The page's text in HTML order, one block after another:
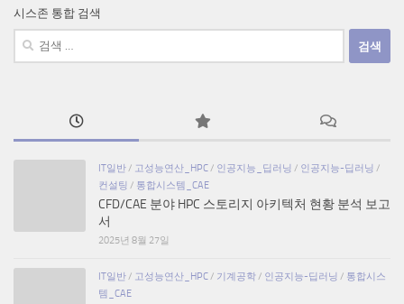
시스존 통합 검색
검
IT일반/ 고성능연산_HPC/ 인공지능_딥러닝 / 인공지능-딥러닝 /
컨설팅 / 통합시스템_CAE
CFD/CAE 분야 HPC 스토리지 아키텍처 현황 분석 보고
서
2025년 8월 27일
IT일반/ 고성능연산_HPC/ 기계공학/ 인공지능-딥러닝 / 통합시스
템_CAE